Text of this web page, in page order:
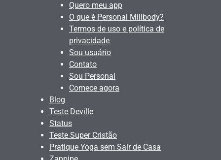
Quero meu app
O que é Personal Millbody?
Termos de uso e política de
privacidade
Sou usuário
Contato
Sou Personal
Comece agora
Blog
Teste Deville
Status
Teste Super Cristão
Pratique Yoga sem Sair de Casa